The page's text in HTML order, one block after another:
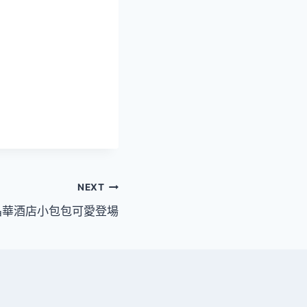
NEXT
酒店小包包可愛登場